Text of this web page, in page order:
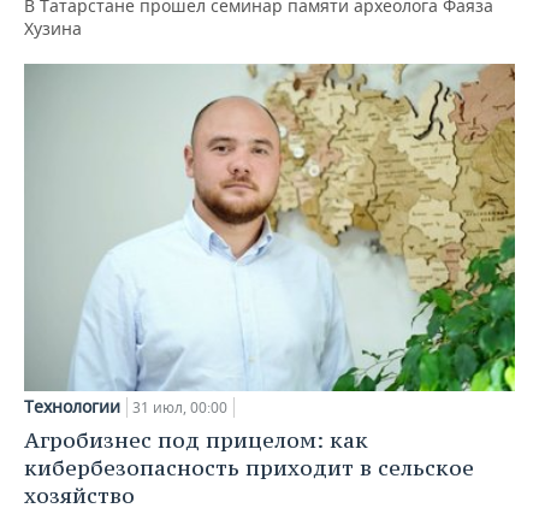
В Татарстане прошел семинар памяти археолога Фаяза
Хузина
Технологии 31 июл, 00:00
Агробизнес под прицелом: как
кибербезопасность приходит в сельское
хозяйство